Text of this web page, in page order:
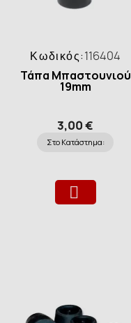
Κωδικός:116404
Τάπα Μπαστουνιού
19mm
3,00 €
Στο Κατάστημα: